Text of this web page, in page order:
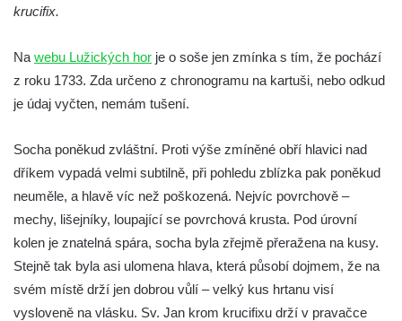
Socha Želva v ZOO Hluboká
Socha Kozorožec horský v ZOO Hluboká
Socha Housenka v ZOO Hluboká
Socha Nosorožík v ZOO Hluboká
Socha Rosomák v ZOO Hluboká
Socha Beruška v ZOO Hluboká
Socha Vážka v ZOO Hluboká
Socha Volavka v ZOO Hluboká
krucifix.
Na webu Lužických hor je o soše jen zmínka s tím, že pochází
z roku 1733. Zda určeno z chronogramu na kartuši, nebo odkud
je údaj vyčten, nemám tušení.
Socha poněkud zvláštní. Proti výše zmíněné obří hlavici nad
dříkem vypadá velmi subtilně, při pohledu zblízka pak poněkud
neuměle, a hlavě víc než poškozená. Nejvíc povrchově –
mechy, lišejníky, loupající se povrchová krusta. Pod úrovní
kolen je znatelná spára, socha byla zřejmě přeražena na kusy.
Stejně tak byla asi ulomena hlava, která působí dojmem, že na
svém místě drží jen dobrou vůlí – velký kus hrtanu visí
vysloveně na vlásku. Sv. Jan krom krucifixu drží v pravačce